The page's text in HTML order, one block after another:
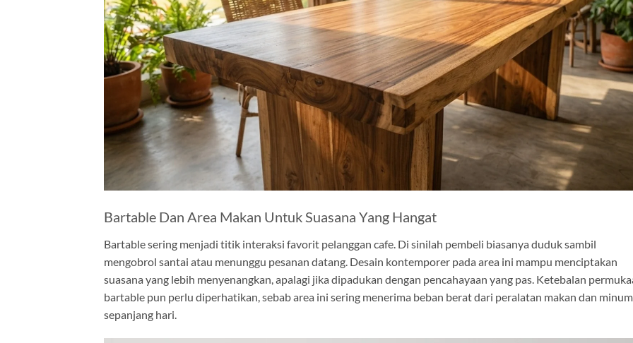
Bartable Dan Area Makan Untuk Suasana Yang Hangat
Bartable sering menjadi titik interaksi favorit pelanggan cafe. Di sinilah pembeli biasanya duduk sambil
mengobrol santai atau menunggu pesanan datang. Desain kontemporer pada area ini mampu menciptakan
suasana yang lebih menyenangkan, apalagi jika dipadukan dengan pencahayaan yang pas. Ketebalan
bartable pun perlu diperhatikan, sebab area ini sering menerima beban berat dari peralatan makan dan minum
sepanjang hari.